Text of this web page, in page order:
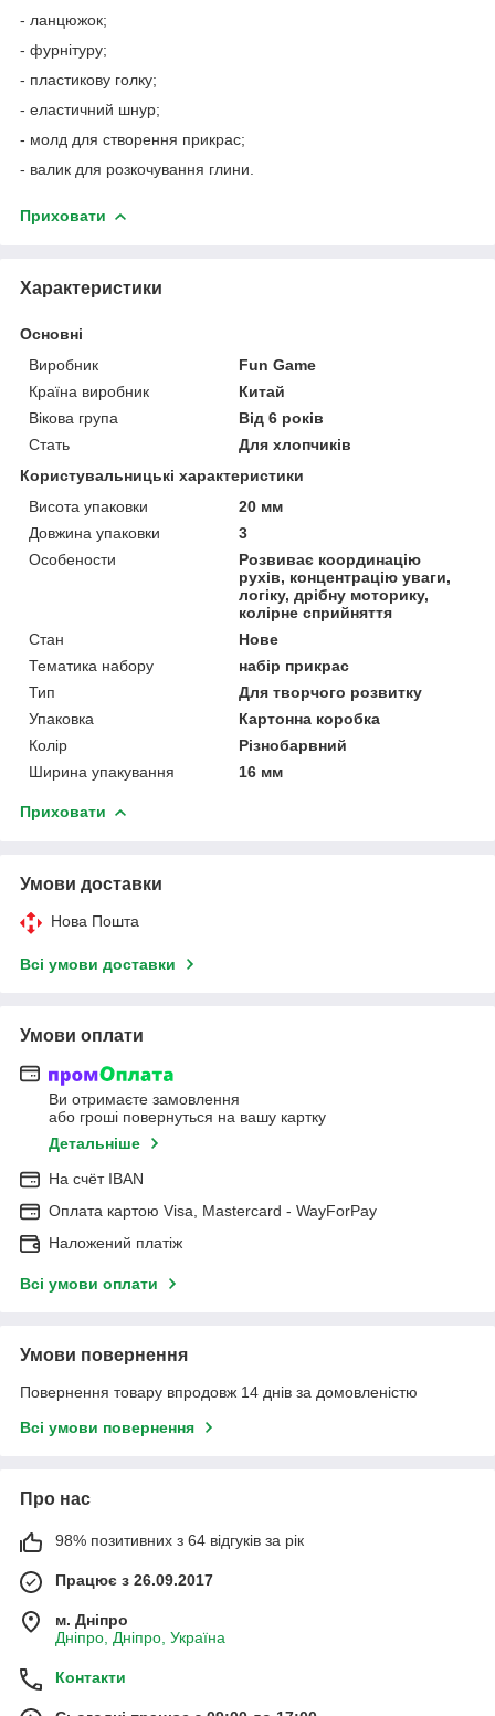
- ланцюжок;
- фурнітуру;
- пластикову голку;
- еластичний шнур;
- молд для створення прикрас;
- валик для розкочування глини.
Приховати
Характеристики
Основні
Виробник
Fun Game
Країна виробник
Китай
Вікова група
Від 6 років
Стать
Для хлопчиків
Користувальницькі характеристики
Висота упаковки
20 мм
Довжина упаковки
3
Особености
Розвиває координацію
рухів, концентрацію уваги,
логіку, дрібну моторику,
колірне сприйняття
Стан
Нове
Тематика набору
набір прикрас
Тип
Для творчого розвитку
Упаковка
Картонна коробка
Колір
Різнобарвний
Ширина упакування
16 мм
Приховати
Умови доставки
Нова Пошта
Всі умови доставки
Умови оплати
Ви отримаєте замовлення
або гроші повернуться на вашу картку
Детальніше
На cчёт IBAN
Оплата картою Visa, Mastercard - WayForPay
Наложений платіж
Всі умови оплати
Умови повернення
Повернення товару впродовж 14 днів за домовленістю
Всі умови повернення
Про нас
98% позитивних з 64 відгуків за рік
Працює з 26.09.2017
м. Дніпро
Дніпро, Дніпро, Україна
Контакти